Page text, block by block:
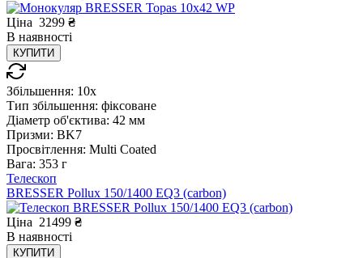
Ціна 3299 ₴
В наявності
КУПИТИ
Збільшення: 10x
Тип збільшення: фіксоване
Діаметр об'єктива: 42 мм
Призми: BK7
Просвітлення: Multi Coated
Вага: 353 г
Телескоп
BRESSER Pollux 150/1400 EQ3 (carbon)
Ціна 21499 ₴
В наявності
КУПИТИ